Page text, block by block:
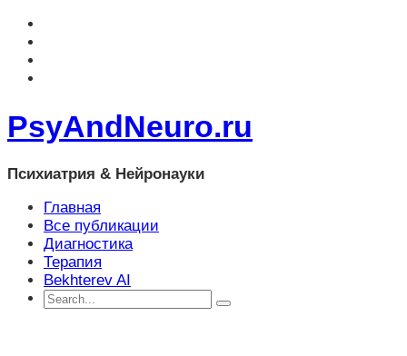
PsyAndNeuro.ru
Психиатрия & Нейронауки
Главная
Все публикации
Диагностика
Терапия
Bekhterev AI